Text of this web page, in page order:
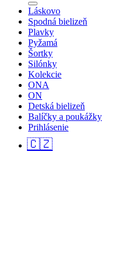
Láskovo
Spodná bielizeň
Plavky
Pyžamá
Šortky
Silónky
Kolekcie
ONA
ON
Detská bielizeň
Balíčky a poukážky
Prihlásenie
🇨🇿